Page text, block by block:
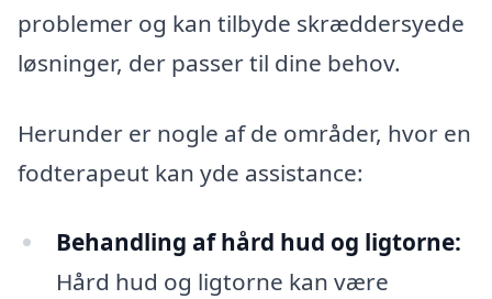
problemer og kan tilbyde skræddersyede
løsninger, der passer til dine behov.
Herunder er nogle af de områder, hvor en
fodterapeut kan yde assistance:
Behandling af hård hud og ligtorne:
Hård hud og ligtorne kan være